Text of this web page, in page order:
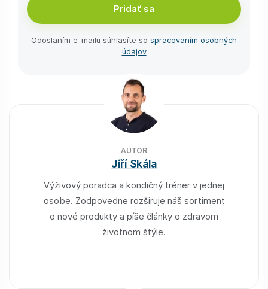
Pridať sa
Odoslaním e-⁠mailu súhlasíte so spracovaním osobných
údajov
AUTOR
Jiří Skála
Výživový poradca a kondičný tréner v jednej
osobe. Zodpovedne rozširuje náš sortiment
o nové produkty a píše články o zdravom
životnom štýle.